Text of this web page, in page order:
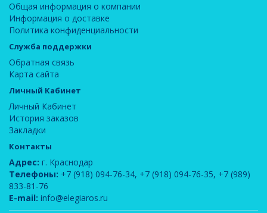
Общая информация о компании
Информация о доставке
Политика конфиденциальности
Служба поддержки
Обратная связь
Карта сайта
Личный Кабинет
Личный Кабинет
История заказов
Закладки
Контакты
Адрес: г. Краснодар
Телефоны: +7 (918) 094-76-34, +7 (918) 094-76-35, +7 (989)
833-81-76
E-mail: info@elegiaros.ru